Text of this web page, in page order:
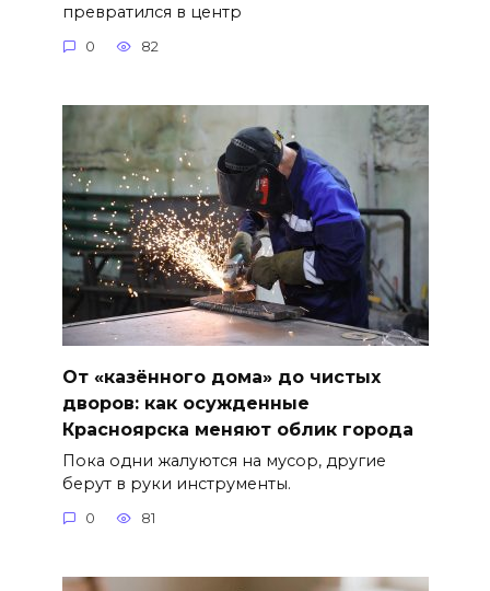
превратился в центр
0 82
От «казённого дома» до чистых
дворов: как осужденные
Красноярска меняют облик города
Пока одни жалуются на мусор, другие
берут в руки инструменты.
0 81